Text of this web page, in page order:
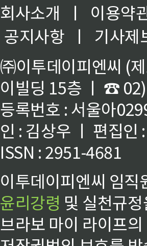
회사소개 ㅣ
이용약
공지사항
ㅣ
기사제
㈜이투데이피엔씨 (
이빌딩 15층 ㅣ ☎
등록번호 : 서울아
인 : 김상우 ㅣ 편집인
ISSN : 2951-4681
이투데이피엔씨 임
윤리강령 및 실천규
브라보 마이 라이프